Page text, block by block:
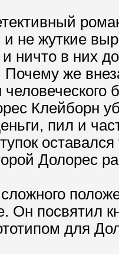
не жуткие
ничто в них
Почему же
Клейборн
пил и
Долорес
сложного
Он посвятил
для